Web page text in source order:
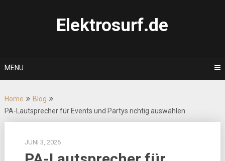
Elektrosurf.de
MENU
Home
Blog
PA-Lautsprecher für Events und Partys richtig auswählen
JUNI 3, 2026